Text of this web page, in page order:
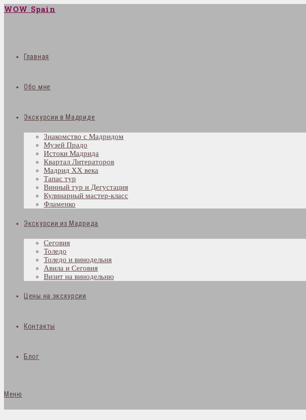
WOW Spain
Главная
Обо мне
Экскурсии в Мадриде
Знакомство с Мадридом
Музей Прадо
Истоки Мадрида
Квартал Литераторов
Мадрид XX века
Тапас тур
Винный тур и Дегустация
Кулинарный мастер-класс
Фламенко
Экскурсии из Мадрида
Сеговия
Толедо
Толедо и винодельня
Авила и Сеговия
Визит на винодельню
Цены на экскурсии
Контакты
Блог
Меню